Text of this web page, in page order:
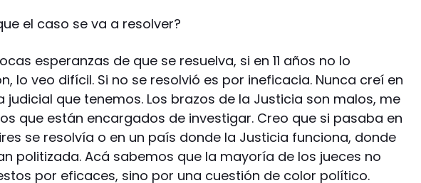
el caso se va a resolver?
esperanzas de que se resuelva, si en 11 años no lo
lo veo difícil. Si no se resolvió es por ineficacia. Nunca creí en
judicial que tenemos. Los brazos de la Justicia son malos, me
que están encargados de investigar. Creo que si pasaba en
se resolvía o en un país donde la Justicia funciona, donde
politizada. Acá sabemos que la mayoría de los jueces no
por eficaces, sino por una cuestión de color político.